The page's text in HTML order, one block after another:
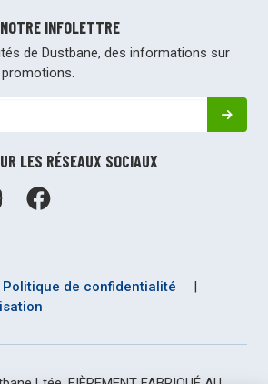
INFOLETTRE
de Dustbane, des informations sur
LES RÉSEAUX SOCIAUX
Politique de confidentialité
|